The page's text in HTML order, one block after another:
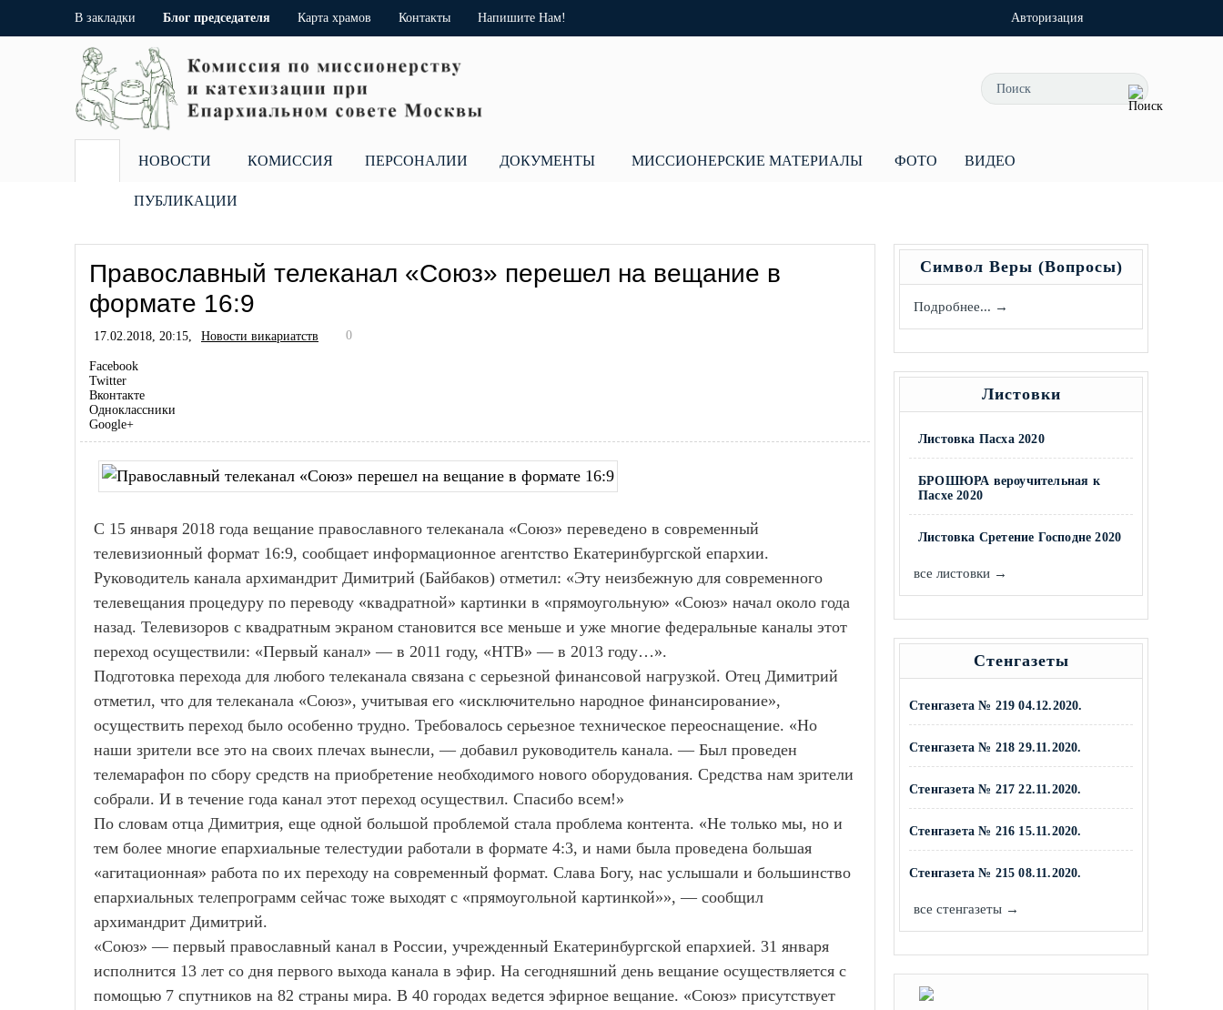
В закладки Блог председателя Карта храмов Контакты Напишите Нам! Авторизация
НОВОСТИ КОМИССИЯ ПЕРСОНАЛИИ ДОКУМЕНТЫ МИССИОНЕРСКИЕ МАТЕРИАЛЫ ФОТО ВИДЕО
ПУБЛИКАЦИИ
Православный телеканал «Союз» перешел на вещание в
формате 16:9
17.02.2018, 20:15, Новости викариатств 0
Facebook
Twitter
Вконтакте
Одноклассники
Google+
С 15 января 2018 года вещание православного телеканала «Союз» переведено в современный
телевизионный формат 16:9, сообщает информационное агентство Екатеринбургской епархии.
Руководитель канала архимандрит Димитрий (Байбаков) отметил: «Эту неизбежную для современного
телевещания процедуру по переводу «квадратной» картинки в «прямоугольную» «Союз» начал около года
назад. Телевизоров с квадратным экраном становится все меньше и уже многие федеральные каналы этот
переход осуществили: «Первый канал» — в 2011 году, «НТВ» — в 2013 году…».
Подготовка перехода для любого телеканала связана с серьезной финансовой нагрузкой. Отец Димитрий
отметил, что для телеканала «Союз», учитывая его «исключительно народное финансирование»,
осуществить переход было особенно трудно. Требовалось серьезное техническое переоснащение. «Но
наши зрители все это на своих плечах вынесли, — добавил руководитель канала. — Был проведен
телемарафон по сбору средств на приобретение необходимого нового оборудования. Средства нам зрители
собрали. И в течение года канал этот переход осуществил. Спасибо всем!»
По словам отца Димитрия, еще одной большой проблемой стала проблема контента. «Не только мы, но и
тем более многие епархиальные телестудии работали в формате 4:3, и нами была проведена большая
«агитационная» работа по их переходу на современный формат. Слава Богу, нас услышали и большинство
епархиальных телепрограмм сейчас тоже выходят с «прямоугольной картинкой»», — сообщил
архимандрит Димитрий.
«Союз» — первый православный канал в России, учрежденный Екатеринбургской епархией. 31 января
исполнится 13 лет со дня первого выхода канала в эфир. На сегодняшний день вещание осуществляется с
помощью 7 спутников на 82 страны мира. В 40 городах ведется эфирное вещание. «Союз» присутствует
Символ Веры (Вопросы)
Подробнее... →
Листовки
Листовка Пасха 2020
БРОШЮРА вероучительная к
Пасхе 2020
Листовка Сретение Господне 2020
все листовки →
Стенгазеты
Стенгазета № 219 04.12.2020.
Стенгазета № 218 29.11.2020.
Стенгазета № 217 22.11.2020.
Стенгазета № 216 15.11.2020.
Стенгазета № 215 08.11.2020.
все стенгазеты →